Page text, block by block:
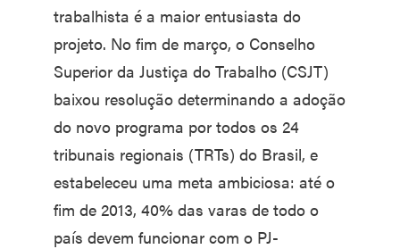
trabalhista é a maior entusiasta do
projeto. No fim de março, o Conselho
Superior da Justiça do Trabalho (CSJT)
baixou resolução determinando a adoção
do novo programa por todos os 24
tribunais regionais (TRTs) do Brasil, e
estabeleceu uma meta ambiciosa: até o
fim de 2013, 40% das varas de todo o
país devem funcionar com o PJ-